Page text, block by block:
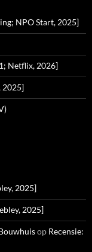
NPO Start, 2025]
Netflix, 2026]
2025]
2025]
2025]
op Recensie: